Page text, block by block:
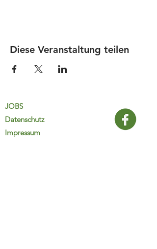
Diese Veranstaltung teilen
JOBS
Datenschutz
Impressum